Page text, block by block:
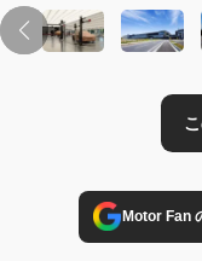
Motor Fan